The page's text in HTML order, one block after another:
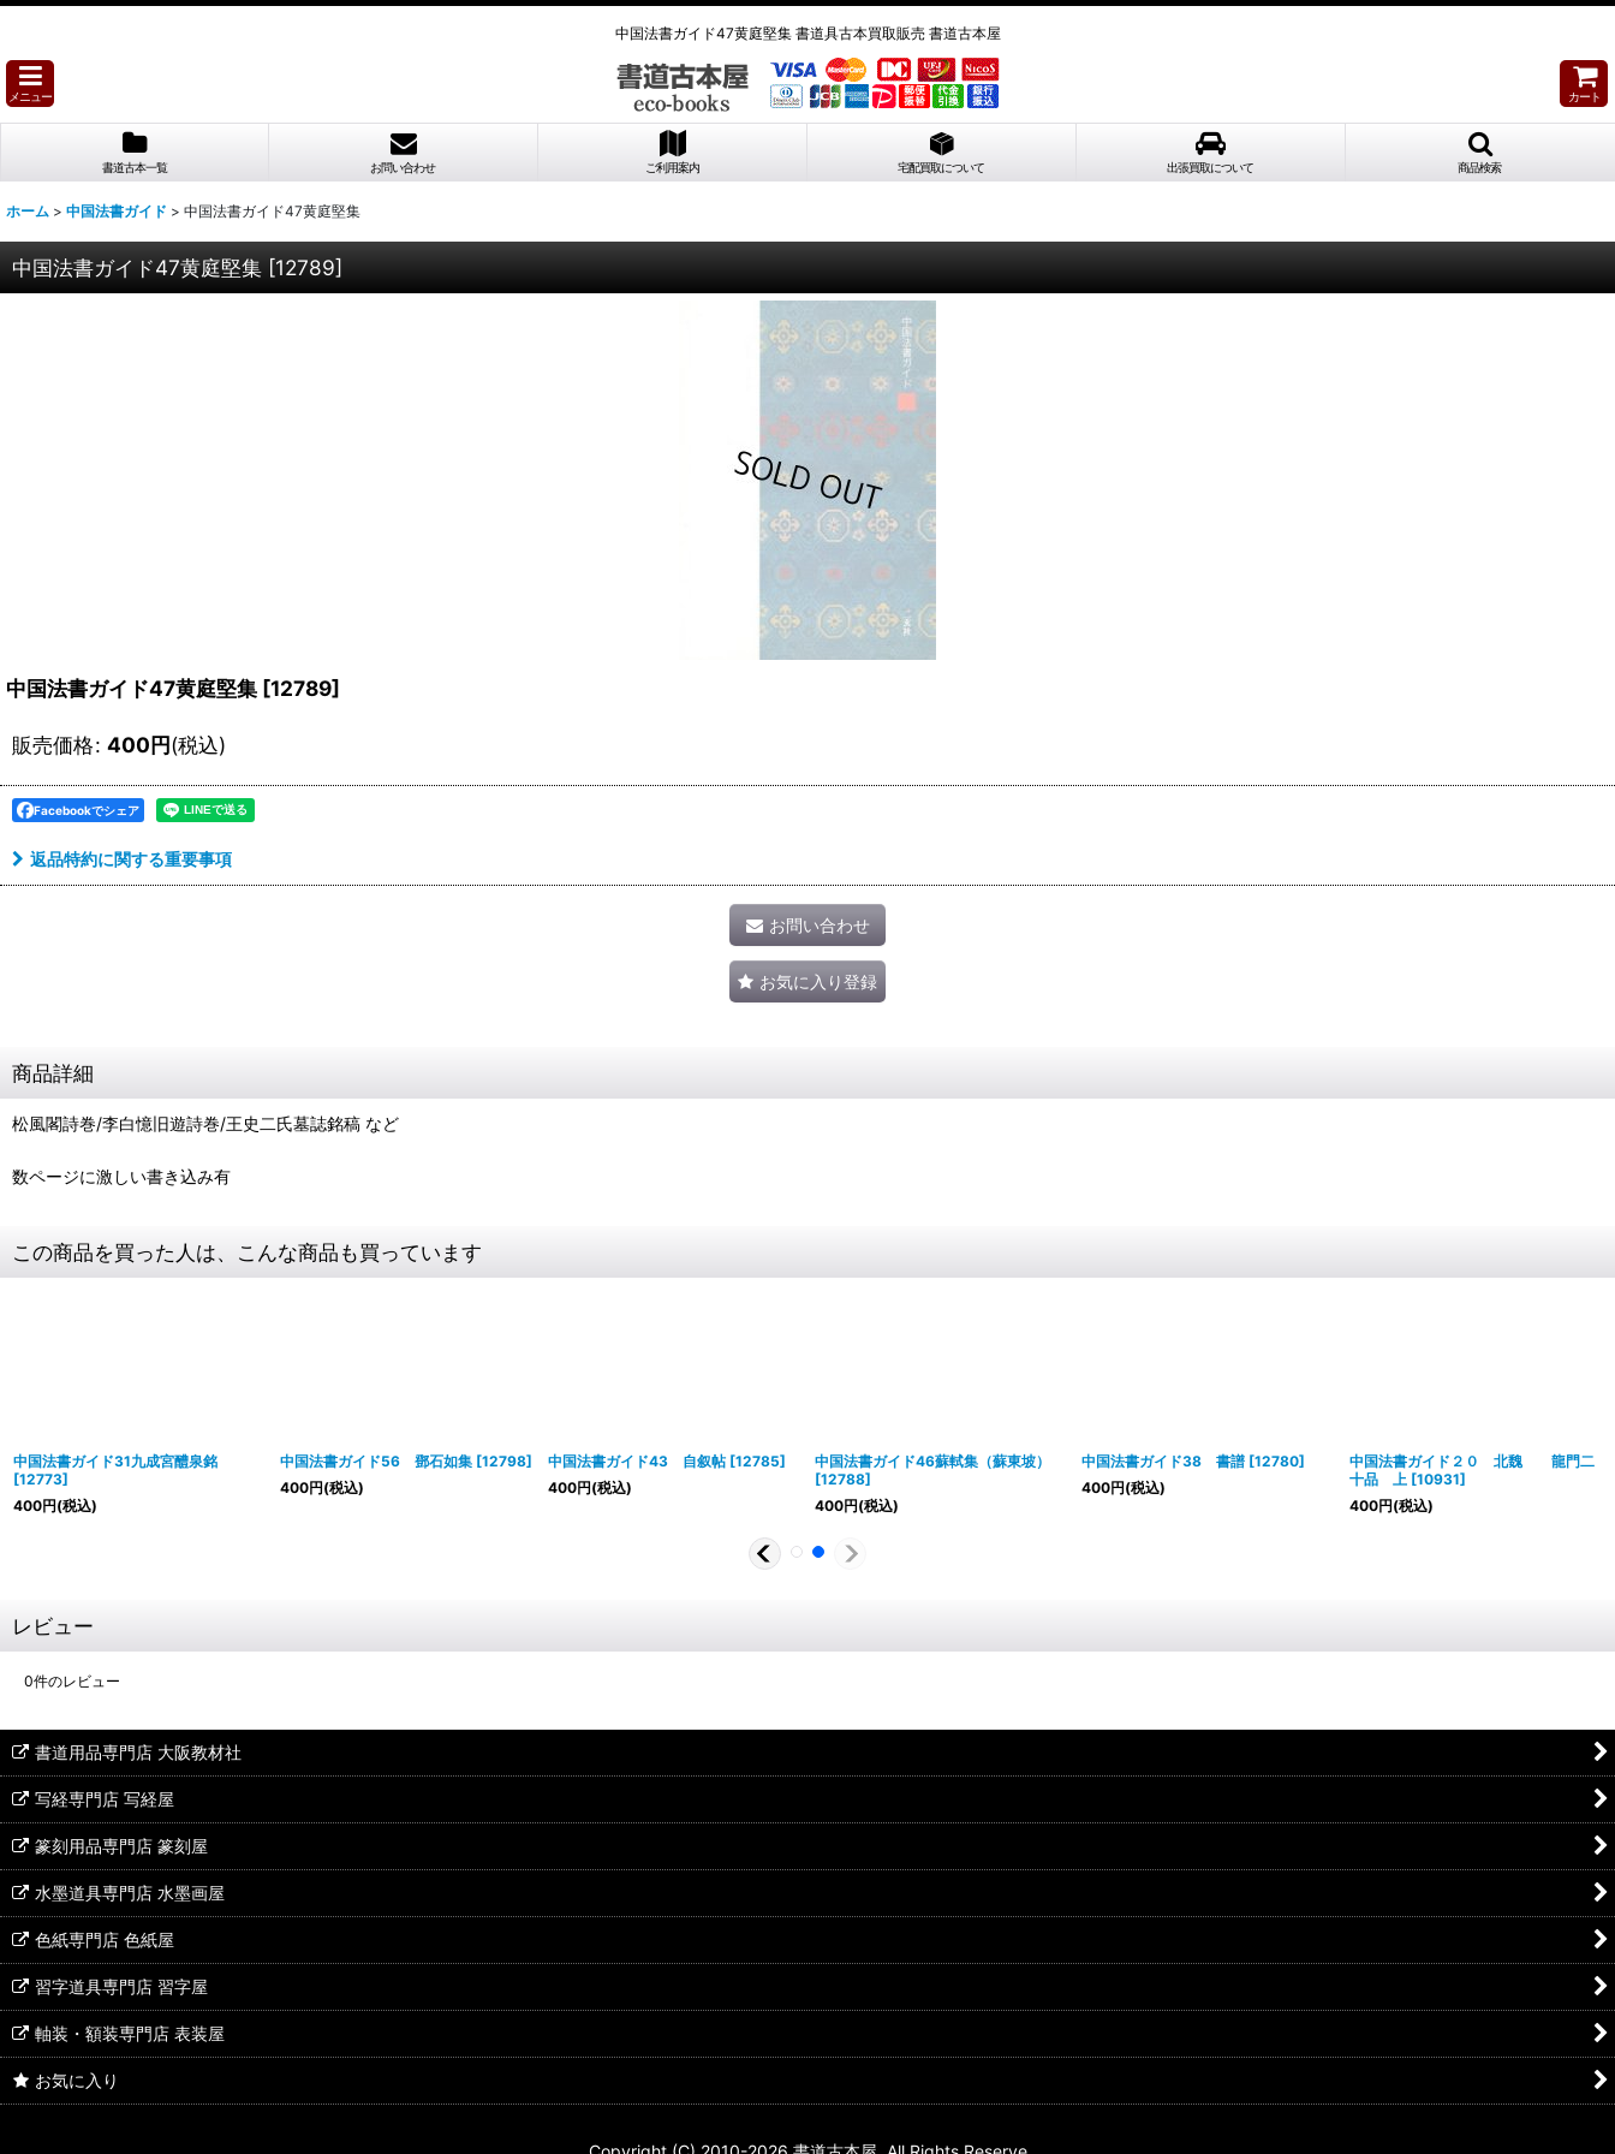
中国法書ガイド47黄庭堅集 書道具古本買取販売 書道古本屋
メニュー カート
書道古本一覧 お問い合わせ ご利用案内 宅配買取について 出張買取について 商品検索
ホーム > 中国法書ガイド > 中国法書ガイド47黄庭堅集
中国法書ガイド47黄庭堅集 [12789]
中国法書ガイド47黄庭堅集 [12789]
販売価格: 400円(税込)
Facebookでシェア
返品特約に関する重要事項
お問い合わせ
お気に入り登録
商品詳細
松風閣詩巻/李白憶旧遊詩巻/王史二氏墓誌銘稿 など
数ページに激しい書き込み有
この商品を買った人は、こんな商品も買っています
中国法書ガイド31九成宮醴泉銘
[12773]
400円(税込)
中国法書ガイド56 鄧石如集 [12798]
400円(税込)
中国法書ガイド43 自叙帖 [12785]
400円(税込)
中国法書ガイド46蘇軾集（蘇東坡）
[12788]
400円(税込)
中国法書ガイド38 書譜 [12780]
400円(税込)
中国法書ガイド２０ 北魏 龍門二
十品 上 [10931]
400円(税込)
レビュー
0件のレビュー
書道用品専門店 大阪教材社
写経専門店 写経屋
篆刻用品専門店 篆刻屋
水墨道具専門店 水墨画屋
色紙専門店 色紙屋
習字道具専門店 習字屋
軸装・額装専門店 表装屋
お気に入り